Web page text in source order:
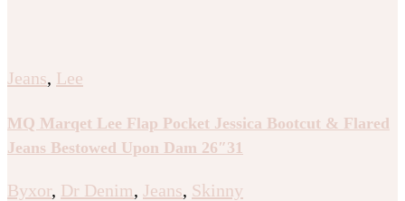
Jeans, Lee
MQ Marqet Lee Flap Pocket Jessica Bootcut & Flared
Jeans Bestowed Upon Dam 26″31
Byxor, Dr Denim, Jeans, Skinny